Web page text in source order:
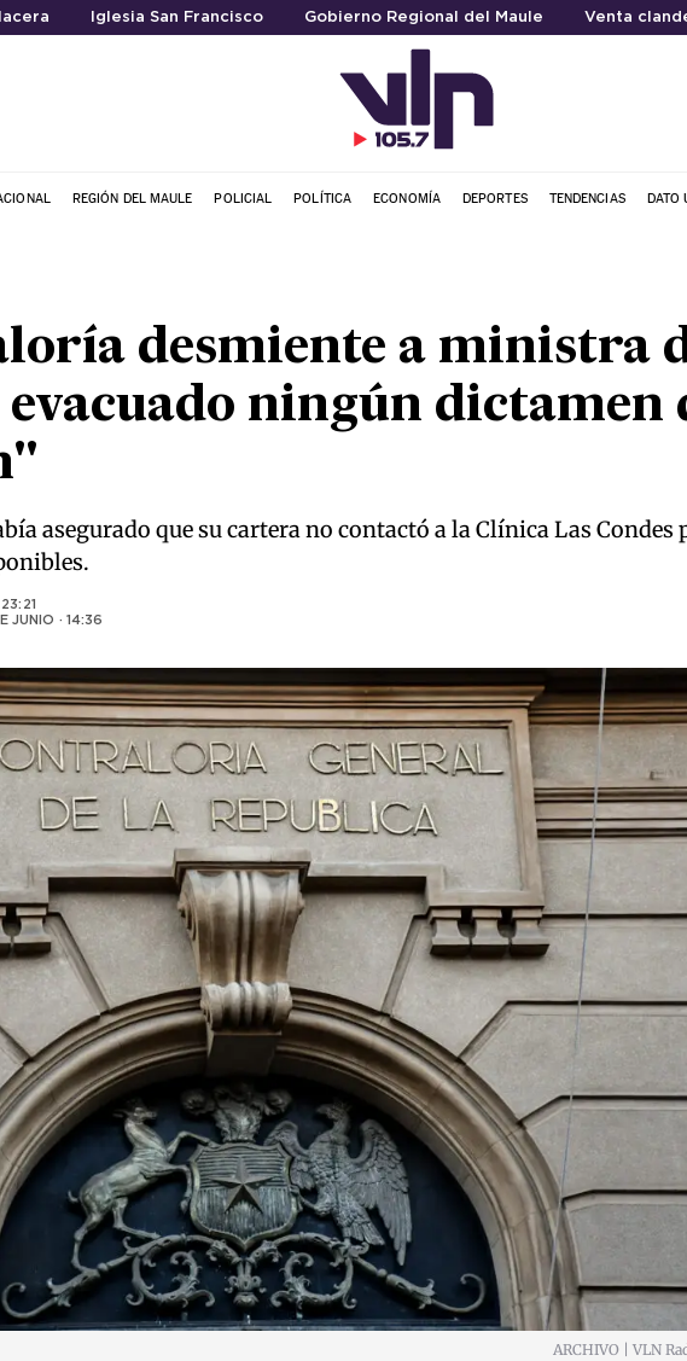
Iglesia San Francisco Gobierno Regional del Maule Venta
REGIÓN DEL MAULE POLICIAL POLÍTICA ECONOMÍA DEPORTES TENDENCIAS DATO
desmiente a ministra
evacuado ningún dictamen
asegurado que su cartera no contactó a la Clínica Las Condes
JUNIO · 14:36
ARCHIVO | VLN